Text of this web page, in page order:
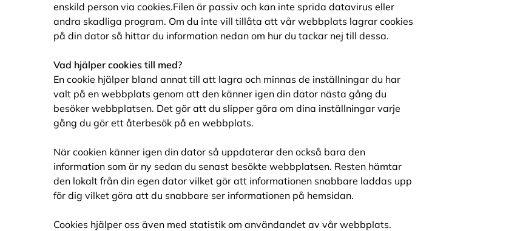
enskild person via cookies.Filen är passiv och kan inte sprida datavirus eller
andra skadliga program. Om du inte vill tillåta att vår webbplats lagrar cookies
på din dator så hittar du information nedan om hur du tackar nej till dessa.
Vad hjälper cookies till med?
En cookie hjälper bland annat till att lagra och minnas de inställningar du har
valt på en webbplats genom att den känner igen din dator nästa gång du
besöker webbplatsen. Det gör att du slipper göra om dina inställningar varje
gång du gör ett återbesök på en webbplats.
När cookien känner igen din dator så uppdaterar den också bara den
information som är ny sedan du senast besökte webbplatsen. Resten hämtar
den lokalt från din egen dator vilket gör att informationen snabbare laddas upp
för dig vilket göra att du snabbare ser informationen på hemsidan.
Cookies hjälper oss även med statistik om användandet av vår webbplats.